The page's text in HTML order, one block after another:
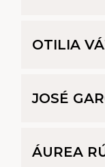
OTILIA
JOSÉ
ÁUREA